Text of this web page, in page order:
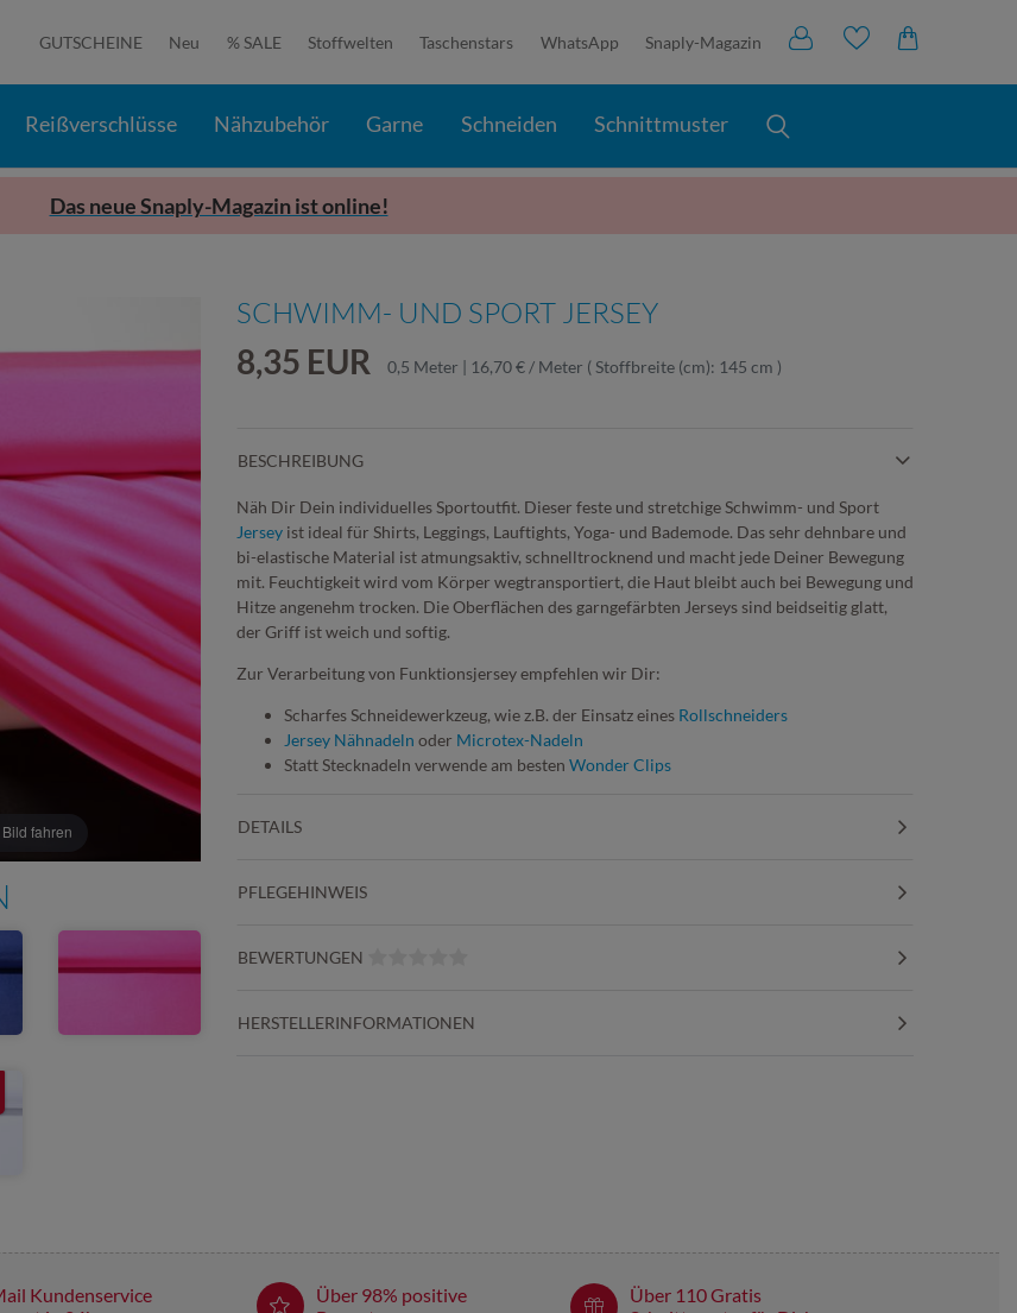
GUTSCHEINE Neu % SALE Stoffwelten Taschenstars WhatsApp Snaply-Magazin
Reißverschlüsse Nähzubehör Garne Schneiden Schnittmuster
Das neue Snaply-Magazin ist online!
fahren
SCHWIMM- UND SPORT JERSEY
8,35 EUR 0,5 Meter | 16,70 € / Meter ( Stoffbreite (cm): 145 cm )
BESCHREIBUNG
Näh Dir Dein individuelles Sportoutfit. Dieser feste und stretchige Schwimm- und Sport
Jersey ist ideal für Shirts, Leggings, Lauftights, Yoga- und Bademode. Das sehr dehnbare und
bi-elastische Material ist atmungsaktiv, schnelltrocknend und macht jede Deiner Bewegung
mit. Feuchtigkeit wird vom Körper wegtransportiert, die Haut bleibt auch bei Bewegung und
Hitze angenehm trocken. Die Oberflächen des garngefärbten Jerseys sind beidseitig glatt,
der Griff ist weich und softig.
Zur Verarbeitung von Funktionsjersey empfehlen wir Dir:
Scharfes Schneidewerkzeug, wie z.B. der Einsatz eines Rollschneiders
Jersey Nähnadeln oder Microtex-Nadeln
Statt Stecknadeln verwende am besten Wonder Clips
DETAILS
PFLEGEHINWEIS
BEWERTUNGEN
HERSTELLERINFORMATIONEN
Kundenservice
Über 98% positive
Über 110 Gratis